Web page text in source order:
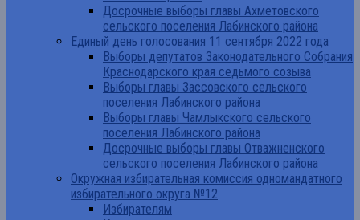
Досрочные выборы главы Ахметовского
сельского поселения Лабинского района
Единый день голосования 11 сентября 2022 года
Выборы депутатов Законодательного Собрания
Краснодарского края седьмого созыва
Выборы главы Зассовского сельского
поселения Лабинского района
Выборы главы Чамлыкского сельского
поселения Лабинского района
Досрочные выборы главы Отважненского
сельского поселения Лабинского района
Окружная избирательная комиссия одномандатного
избирательного округа №12
Избирателям